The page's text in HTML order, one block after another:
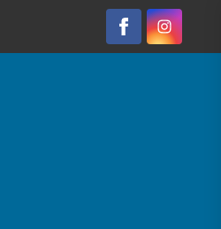
FacebookInstagram